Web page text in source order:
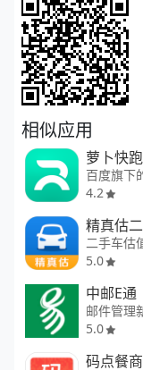
相似应用
萝卜快跑
4.2
精真估
5.0
中邮E通
邮件管理
5.0
码点餐